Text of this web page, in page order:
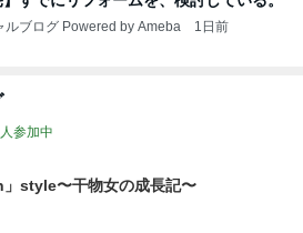
ルブログ Powered by Ameba 1日前
参加中
style〜干物女の成長記〜